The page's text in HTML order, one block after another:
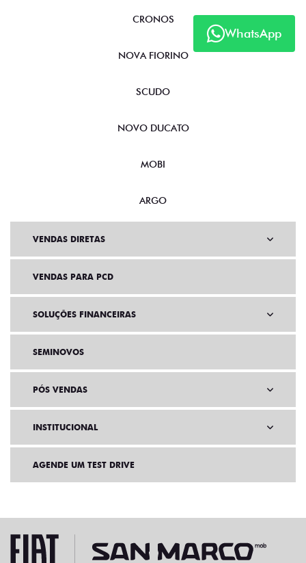
WhatsApp
CRONOS
NOVA FIORINO
SCUDO
NOVO DUCATO
MOBI
ARGO
VENDAS DIRETAS
VENDAS PARA PCD
SOLUÇÕES FINANCEIRAS
SEMINOVOS
PÓS VENDAS
INSTITUCIONAL
AGENDE UM TEST DRIVE